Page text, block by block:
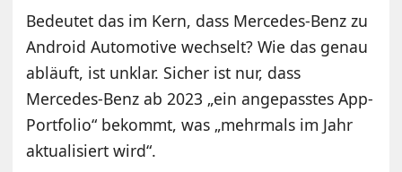
Bedeutet das im Kern, dass Mercedes-Benz zu
Android Automotive wechselt? Wie das genau
abläuft, ist unklar. Sicher ist nur, dass
Mercedes-Benz ab 2023 „ein angepasstes App-
Portfolio“ bekommt, was „mehrmals im Jahr
aktualisiert wird“.